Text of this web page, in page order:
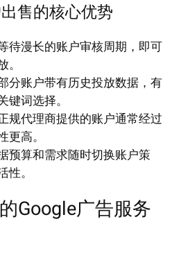
售的核心优势
待漫长的账户审核周期，即可
分账户带有历史投放数据，有
键词选择。
规代理商提供的账户通常经过
高。
预算和需求随时切换账户策
。
Google广告服务